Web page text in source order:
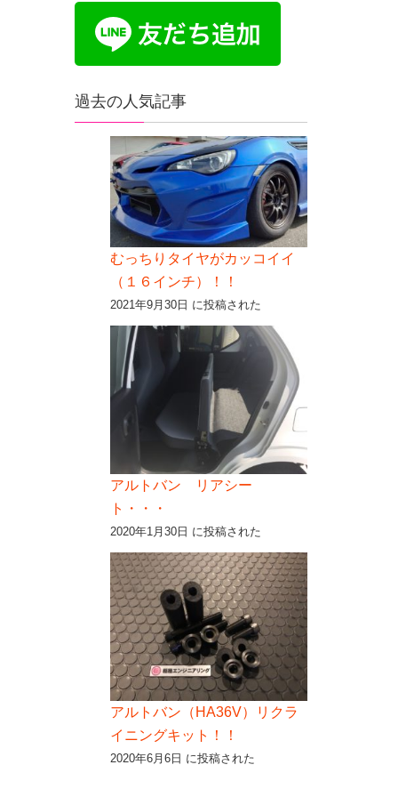
過去の人気記事
むっちりタイヤがカッコイイ
（１６インチ）！！
2021年9月30日 に投稿された
アルトバン リアシー
ト・・・
2020年1月30日 に投稿された
アルトバン（HA36V）リクラ
イニングキット！！
2020年6月6日 に投稿された